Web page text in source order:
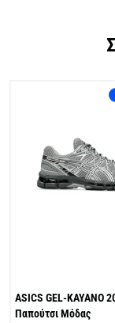
ASICS GEL-KAYANO
Παπούτσι Μόδας